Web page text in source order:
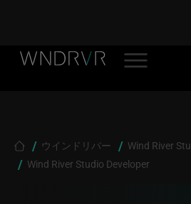
Skip to main content
Header Menu JP
Breadcrumb
ウインドリバー
Wind River
Wind River Studio Developer